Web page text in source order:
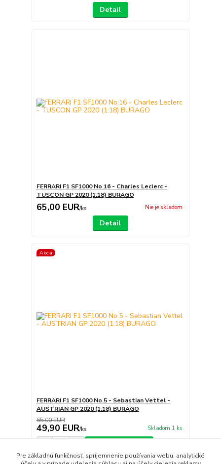
Detail
FERRARI F1 SF1000 No.16 - Charles Leclerc -
TUSCON GP 2020 (1:18) BURAGO
65,00 EUR/ks Nie je skladom
Detail
Akcia
FERRARI F1 SF1000 No.5 - Sebastian Vettel -
AUSTRIAN GP 2020 (1:18) BURAGO
65,00 EUR
49,90 EUR/ks Skladom 1 ks
Pre základnú funkčnosť, spríjemnenie používania webu, analytické